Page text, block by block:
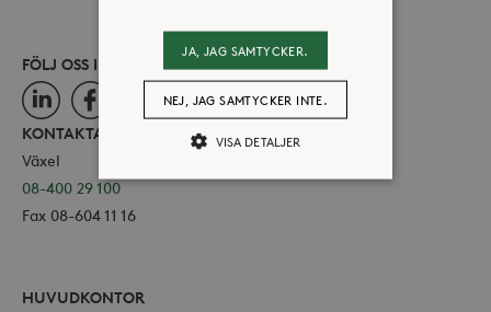
FÖLJ OSS I SOCIALA MEDIER
LinkedInFacebookInstagram
KONTAKTA OSS
Växel
08-400 29 100
Fax 08-604 11 16
HUVUDKONTOR
JA, JAG SAMTYCKER.
NEJ, JAG SAMTYCKER INTE.
VISA DETALJER
Strikt nödvändiga kakor tillåter